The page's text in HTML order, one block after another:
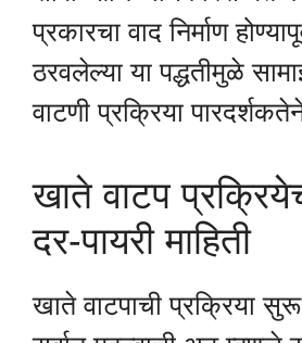
प्रकारचा वाद निर्माण
ठरवलेल्या या पद्धतीमुळे
वाटणी प्रक्रिया
खाते वाटप
दर-पायरी माहिती
खाते वाटपाची प्रक्रिया सुरू